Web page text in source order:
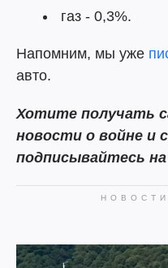
газ - 0,3%.
Напомним, мы уже
авто.
Хотите получать
новости о войне и
подписывайтесь